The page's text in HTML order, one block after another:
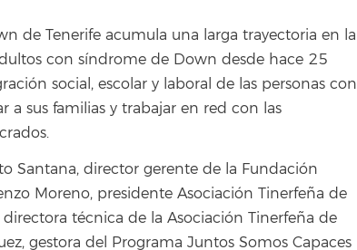
de Tenerife acumula una larga trayectoria en la
con síndrome de Down desde hace 25
social, escolar y laboral de las personas con
a sus familias y trabajar en red con las
Santana, director gerente de la Fundación
Moreno, presidente Asociación Tinerfeña de
técnica de la Asociación Tinerfeña de
gestora del Programa Juntos Somos Capaces